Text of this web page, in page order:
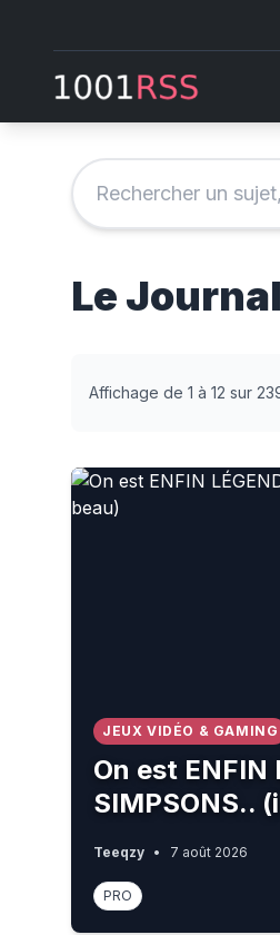
Le Journal
Affichage de 1 à 12 sur
On est ENFIN
JEUX VIDÉO & GAMING
On est ENFIN
SIMPSONS..
Teeqzy • 7 août 2026
PRO